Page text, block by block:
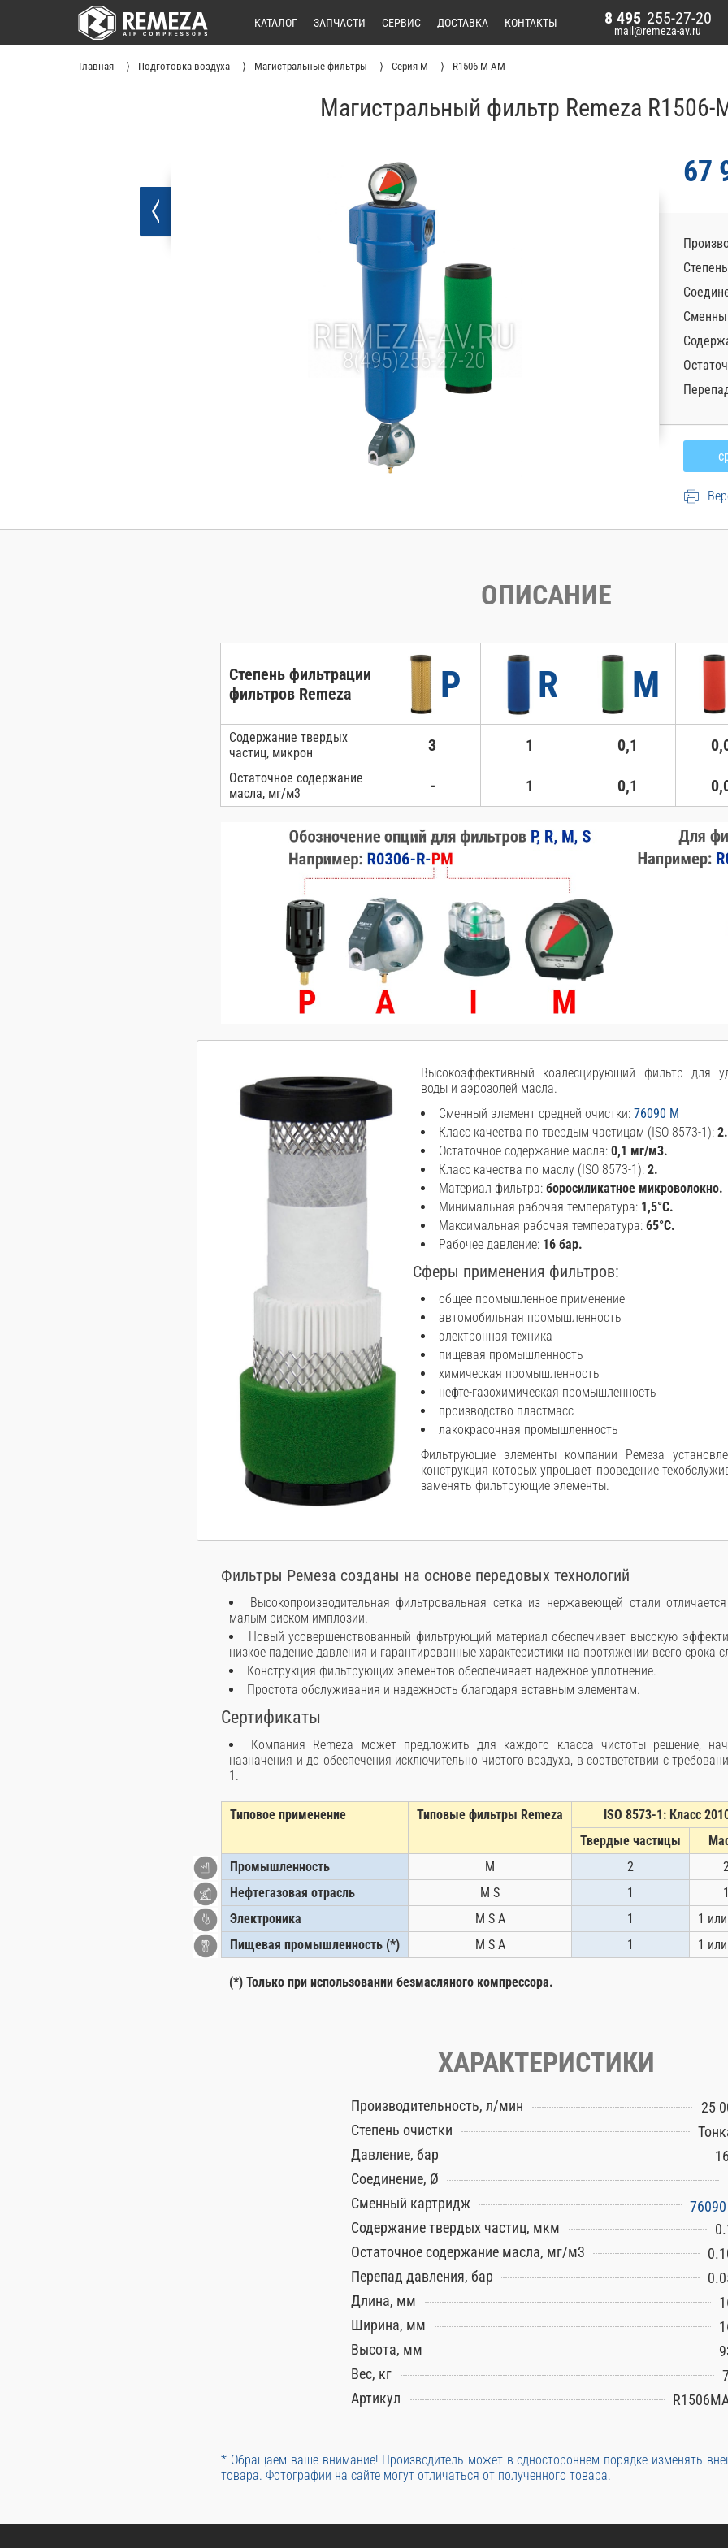
КАТАЛОГ ЗАПЧАСТИ СЕРВИС ДОСТАВКА КОНТАКТЫ 8 495 255-27-20
mail@remeza-av.ru
Главная Подготовка воздуха Магистральные фильтры Серия M R1506-M-AM
Магистральный фильтр Remeza R1506-
67
ОПИСАНИЕ
Степень фильтрации
фильтров Remeza
Содержание твердых
частиц, микрон
Остаточное содержание
масла, мг/м3
P R M
3 1 0,1
- 1 0,1
Высокоэффективный коалесцирующий фильтр для
воды и аэрозолей масла.
Сменный элемент средней очистки:76090 M
Класс качества по твердым частицам (ISO 8573-1):2.
Остаточное содержание масла:0,1 мг/м3.
Класс качества по маслу (ISO 8573-1):2.
Материал фильтра:боросиликатное микроволокно.
Минимальная рабочая температура: 1,5°C.
Максимальная рабочая температура:65°C.
Рабочее давление: 16 бар.
Сферы применения фильтров:
общее промышленное применение
автомобильная промышленность
электронная техника
пищевая промышленность
химическая промышленность
нефте-газохимическая промышленность
производство пластмасс
лакокрасочная промышленность
Фильтрующие элементы компании Ремеза
конструкция которых упрощает проведение
заменять фильтрующие элементы.
Фильтры Ремеза созданы на основе передовых технологий
Высокопроизводительная фильтровальная сетка из нержавеющей стали
малым риском имплозии.
Новый усовершенствованный фильтрующий материал обеспечивает высокую
низкое падение давления и гарантированные характеристики на протяжении всего срока
Конструкция фильтрующих элементов обеспечивает надежное уплотнение.
Простота обслуживания и надежность благодаря вставным элементам.
Сертификаты
Компания Remeza может предложить для каждого класса чистоты решение,
назначения и до обеспечения исключительно чистого воздуха, в соответствии с
1.
Типовое применение Типовые фильтры Remeza
ISO 8573-1: Класс
Твердые частицы
Промышленность
M 2
Нефтегазовая отрасль
M S 1
1
Электроника
M S A 1
1
Пищевая промышленность (*)
M S A 1 1
(*) Только при использовании безмасляного компрессора.
ХАРАКТЕРИСТИКИ
Производительность, л/мин
25
Степень очистки
Давление, бар
Соединение, Ø
Сменный картридж
Содержание твердых частиц, мкм
Остаточное содержание масла, мг/м3
Перепад давления, бар
Длина, мм
Ширина, мм
Высота, мм
Вес, кг
Артикул
* Обращаем ваше внимание! Производитель может в одностороннем порядке изменять
товара. Фотографии на сайте могут отличаться от полученного товара.